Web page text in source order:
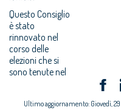
Questo Consiglio
è stato
rinnovato nel
corso delle
elezioni che si
sono tenute nel
Ultimo aggiornamento: Giovedì,